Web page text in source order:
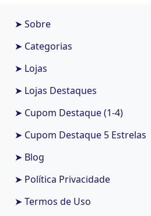
➤ Sobre
➤ Categorias
➤ Lojas
➤ Lojas Destaques
➤ Cupom Destaque (1-4)
➤ Cupom Destaque 5 Estrelas
➤ Blog
➤ Política Privacidade
➤ Termos de Uso